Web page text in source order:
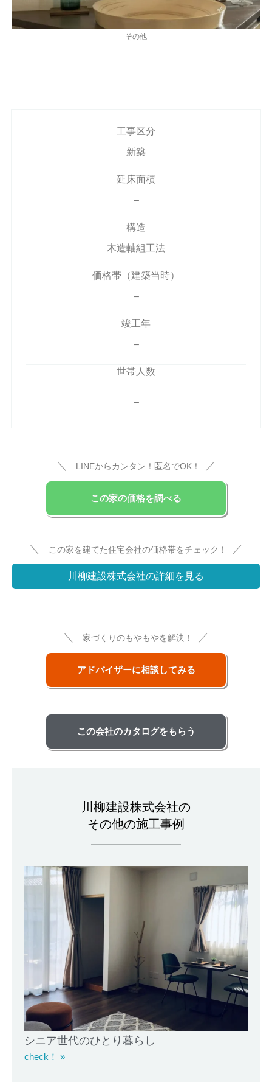
その他
工事区分
新築
延床面積
–
構造
木造軸組工法
価格帯（建築当時）
–
竣工年
–
世帯人数
–
＼ LINEからカンタン！匿名でOK！ ／
この家の価格を調べる
＼ この家を建てた住宅会社の価格帯をチェック！ ／
川柳建設株式会社の詳細を見る
＼ 家づくりのもやもやを解決！ ／
アドバイザーに相談してみる
この会社のカタログをもらう
川柳建設株式会社の
その他の施工事例
シニア世代のひとり暮らし
check！ »